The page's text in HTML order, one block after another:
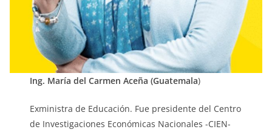
Ing. María del Carmen Aceña (Guatemala)
Exministra de Educación. Fue presidente del Centro
de Investigaciones Económicas Nacionales -CIEN-